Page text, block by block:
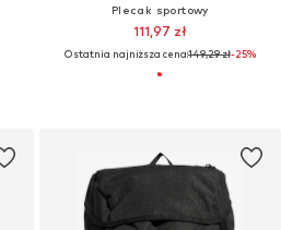
Plecak sportowy
111,97 zł
Ostatnia najniższa cena:149,29 zł-25%